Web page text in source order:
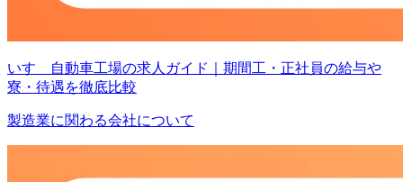
いすゞ自動車工場の求人ガイド｜期間工・正社員の給与や
寮・待遇を徹底比較
製造業に関わる会社について